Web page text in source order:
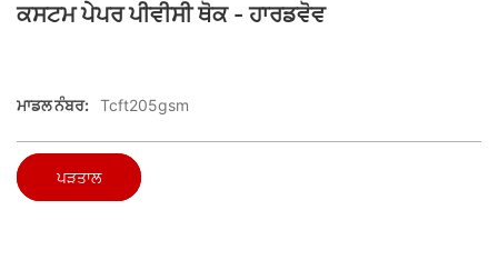
ਕਸਟਮ ਪੇਪਰ ਪੀਵੀਸੀ ਥੋਕ - ਹਾਰਡਵੋਵ
ਮਾਡਲ ਨੰਬਰ: Tcft205gsm
ਪੜਤਾਲ